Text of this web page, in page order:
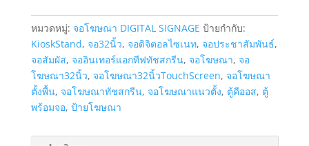
นิ้ว
แบตเตอรี่
ใน
ตัว
สำหรับ
เป็น
PRICE
หมวดหมู่: จอโฆษณา DIGITAL SIGNAGE ป้ายกำกับ:
KioskStand, จอ32นิ้ว, จอดิจิตอลไซเนท, จอประชาสัมพันธ์,
จอสัมผัส, จออินเทอร์แอกทีฟทัชสกรีน, จอโฆษณา, จอ
โฆษณา32นิ้ว, จอโฆษณา32นิ้วTouchScreen, จอโฆษณา
ตั้งพื้น, จอโฆษณาทัชสกรีน, จอโฆษณาแนวตั้ง, ตู้คีออส, ตู้
พร้อมจอ, ป้ายโฆษณา